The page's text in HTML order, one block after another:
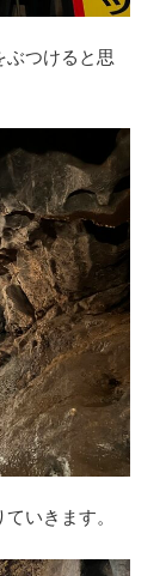
ぶつけると思
いきます。